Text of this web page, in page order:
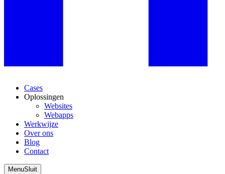
Cases
Oplossingen
Websites
Webapps
Werkwijze
Over ons
Blog
Contact
MenuSluit